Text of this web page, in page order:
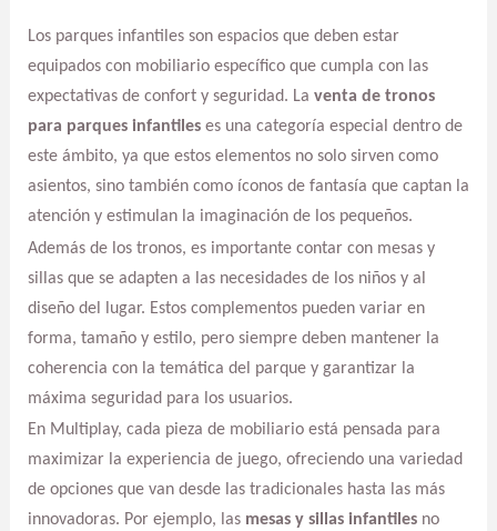
Los parques infantiles son espacios que deben estar
equipados con mobiliario específico que cumpla con las
expectativas de confort y seguridad. La venta de tronos
para parques infantileses una categoría especial dentro de
este ámbito, ya que estos elementos no solo sirven como
asientos, sino también como íconos de fantasía que captan la
atención y estimulan la imaginación de los pequeños.
Además de los tronos, es importante contar con mesas y
sillas que se adapten a las necesidades de los niños y al
diseño del lugar. Estos complementos pueden variar en
forma, tamaño y estilo, pero siempre deben mantener la
coherencia con la temática del parque y garantizar la
máxima seguridad para los usuarios.
En Multiplay, cada pieza de mobiliario está pensada para
maximizar la experiencia de juego, ofreciendo una variedad
de opciones que van desde las tradicionales hasta las más
innovadoras. Por ejemplo, las mesas y sillas infantilesno